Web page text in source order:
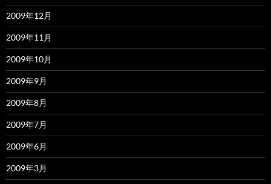
2009年12月
2009年11月
2009年10月
2009年9月
2009年8月
2009年7月
2009年6月
2009年3月